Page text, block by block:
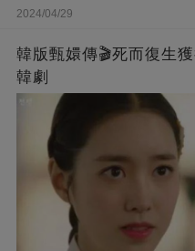
2024/04/29
韓版甄嬛傳🎬死而復生
韓劇